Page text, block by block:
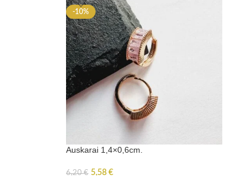
-10%
Auskarai 1,4×0,6cm.
6,20€ 5,58 €